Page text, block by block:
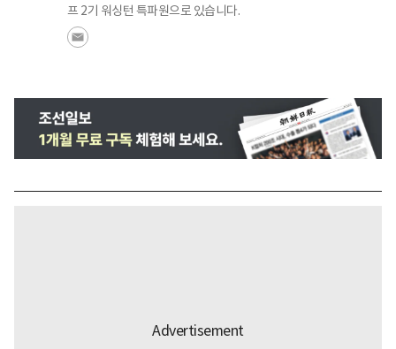
프 2기 워싱턴 특파원으로 있습니다.